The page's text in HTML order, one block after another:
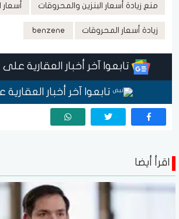
منع زيادة أسعار البنزين والمحروقات
زيادة أسعار المحروقات benzene
تابعوا آخر أخبار العقارية على Google News
تابعوا آخر أخبار
اقرأ أيضا